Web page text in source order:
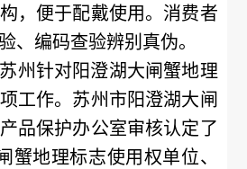
，便于配戴使用。消费者
、编码查验辨别真伪。
州针对阳澄湖大闸蟹地理
工作。苏州市阳澄湖大闸
品保护办公室审核认定了
蟹地理标志使用权单位、